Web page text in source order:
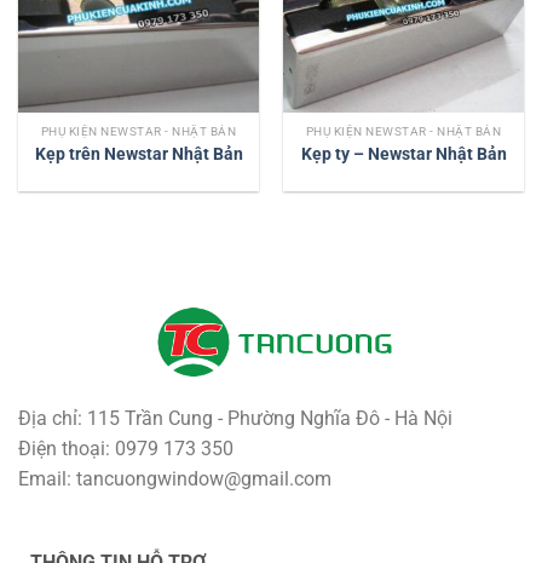
PHỤ KIỆN NEWSTAR - NHẬT BẢN
Kẹp trên Newstar Nhật Bản
PHỤ KIỆN NEWSTAR - NHẬT BẢN
Kẹp ty – Newstar Nhật Bản
Địa chỉ: 115 Trần Cung - Phường Nghĩa Đô - Hà Nội
Điện thoại: 0979 173 350
Email: tancuongwindow@gmail.com